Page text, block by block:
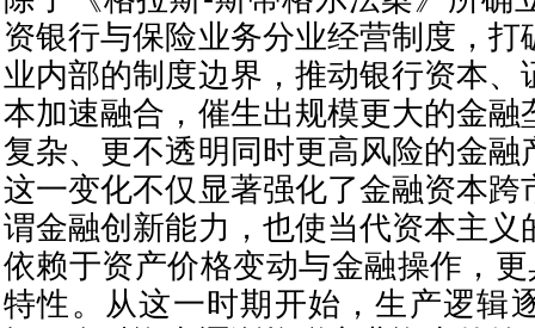
资银行与保险业务分业经营制度，打
业内部的制度边界，推动银行资本、
本加速融合，催生出规模更大的金融
复杂、更不透明同时更高风险的金融
这一变化不仅显著强化了金融资本跨
谓金融创新能力，也使当代资本主义
依赖于资产价格变动与金融操作，更
特性。从这一时期开始，生产逻辑